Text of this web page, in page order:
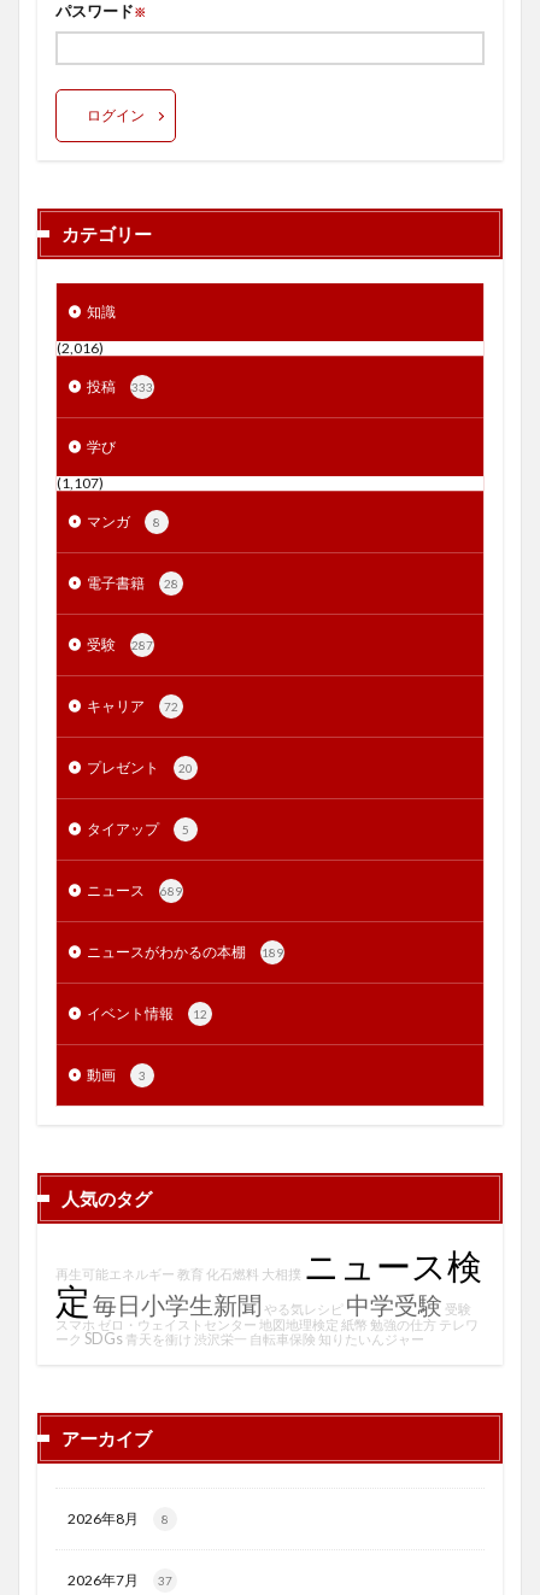
パスワード※
ログイン
カテゴリー
知識
(2,016)
投稿 333
学び
(1,107)
マンガ 8
電子書籍 28
受験 287
キャリア 72
プレゼント 20
タイアップ 5
ニュース 689
ニュースがわかるの本棚 189
イベント情報 12
動画 3
人気のタグ
再生可能エネルギー 教育 化石燃料 大相撲 ニュース検
定 毎日小学生新聞 やる気レシピ 中学受験 受験
スマホ ゼロ・ウェイストセンター 地図地理検定 紙幣 勉強の仕方 テレワ
ーク SDGs 青天を衝け 渋沢栄一 自転車保険 知りたいんジャー
アーカイブ
2026年8月 8
2026年7月 37